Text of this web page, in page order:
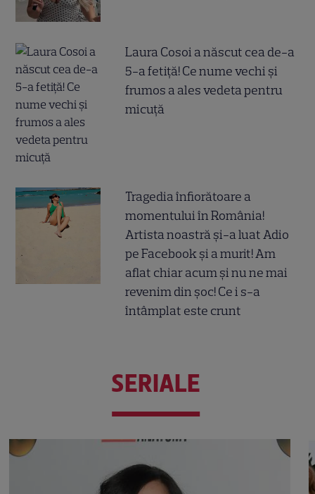
Laura Cosoi a născut cea de-a
5-a fetiță! Ce nume vechi și
frumos a ales vedeta pentru
micuță
Tragedia înfiorătoare a
momentului în România!
Artista noastră și-a luat Adio
pe Facebook și a murit! Am
aflat chiar acum și nu ne mai
revenim din șoc! Ce i s-a
întâmplat este crunt
SERIALE